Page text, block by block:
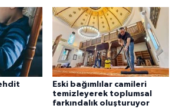
Eski bağımlılar camileri
temizleyerek toplumsal
farkındalık oluşturuyor
Müftülüğü